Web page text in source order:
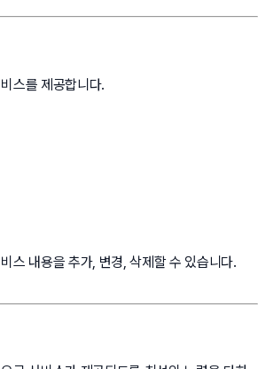
스를 제공합니다.
스 내용을 추가, 변경, 삭제할 수 있습니다.